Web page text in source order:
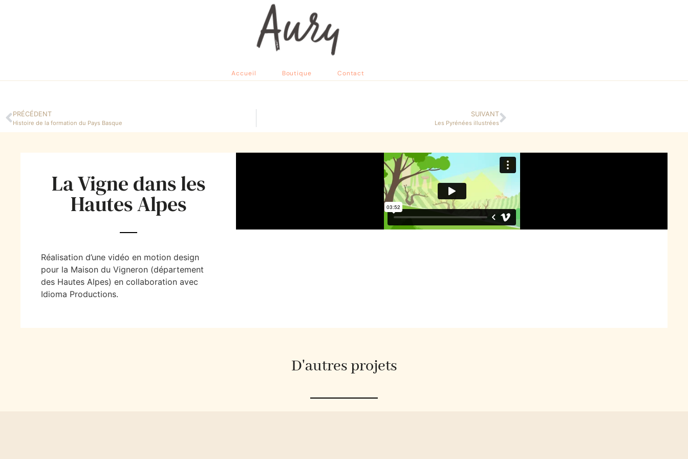
Accueil Boutique Contact
PRÉCÉDENT
Histoire de la formation du Pays Basque
SUIVANT
Les Pyrénées illustrées
La Vigne dans les
Hautes Alpes
Réalisation d’une vidéo en motion design
pour la Maison du Vigneron (département
des Hautes Alpes) en collaboration avec
Idioma Productions.
D'autres projets